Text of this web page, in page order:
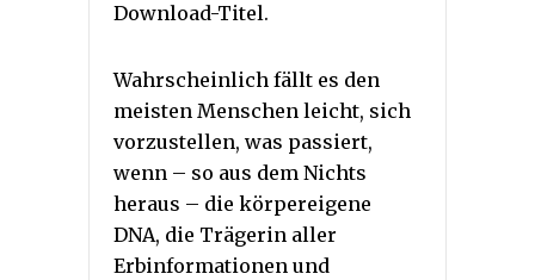
Download-Titel.
Wahrscheinlich fällt es den
meisten Menschen leicht, sich
vorzustellen, was passiert,
wenn – so aus dem Nichts
heraus – die körpereigene
DNA, die Trägerin aller
Erbinformationen und